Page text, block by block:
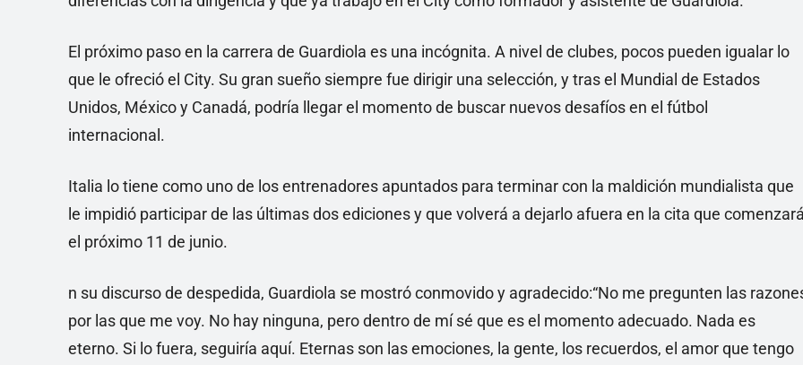
El próximo paso en la carrera de Guardiola es una incógnita. A nivel de clubes, pocos pueden igualar lo
que le ofreció el City. Su gran sueño siempre fue dirigir una selección, y tras el Mundial de Estados
Unidos, México y Canadá, podría llegar el momento de buscar nuevos desafíos en el fútbol
internacional.
Italia lo tiene como uno de los entrenadores apuntados para terminar con la maldición mundialista que
le impidió participar de las últimas dos ediciones y que volverá a dejarlo afuera en la cita que
el próximo 11 de junio.
n su discurso de despedida, Guardiola se mostró conmovido y agradecido:“No me pregunten las
por las que me voy. No hay ninguna, pero dentro de mí sé que es el momento adecuado. Nada es
eterno. Si lo fuera, seguiría aquí. Eternas son las emociones, la gente, los recuerdos, el amor que tengo